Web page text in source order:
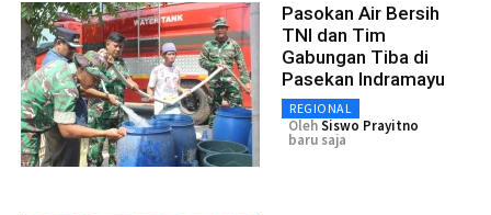
Pasokan Air Bersih
TNI dan Tim
Gabungan Tiba di
Pasekan Indramayu
REGIONAL
OlehSiswo Prayitno
baru saja